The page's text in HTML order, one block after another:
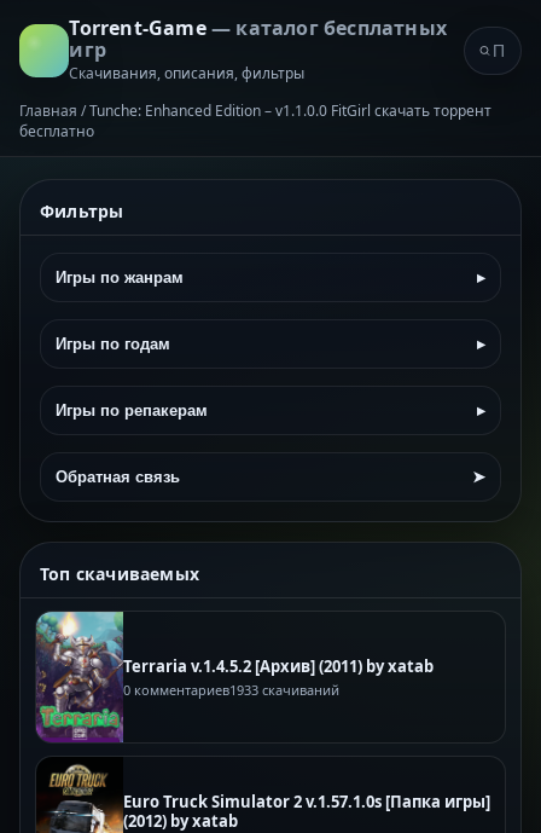
Torrent-Game— каталог бесплатных
игр
Скачивания, описания, фильтры
Главная /Tunche: Enhanced Edition – v1.1.0.0 FitGirl скачать торрент
бесплатно
Фильтры
Игры по жанрам ▸
Игры по годам ▸
Игры по репакерам ▸
Обратная связь ➤
Топ скачиваемых
Terraria v.1.4.5.2 [Архив] (2011) by xatab
0 комментариев1933 скачиваний
Euro Truck Simulator 2 v.1.57.1.0s [Папка игры]
(2012) by xatab